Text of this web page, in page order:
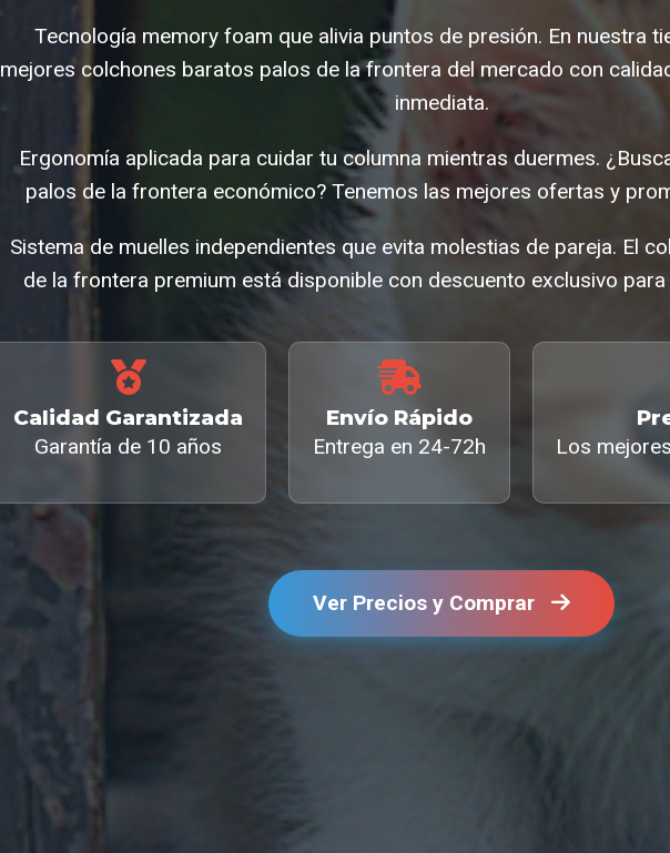
Tecnología memory foam que alivia puntos de presión. En nuestra
mejores colchones baratos palos de la frontera del mercado con
inmediata.
Ergonomía aplicada para cuidar tu columna mientras duermes.
palos de la frontera económico? Tenemos las mejores ofertas y
Sistema de muelles independientes que evita molestias de pareja. El
de la frontera premium está disponible con descuento exclusivo
Calidad Garantizada
Garantía de 10 años
Envío Rápido
Entrega en 24-72h
Los
Ver Precios y Comprar